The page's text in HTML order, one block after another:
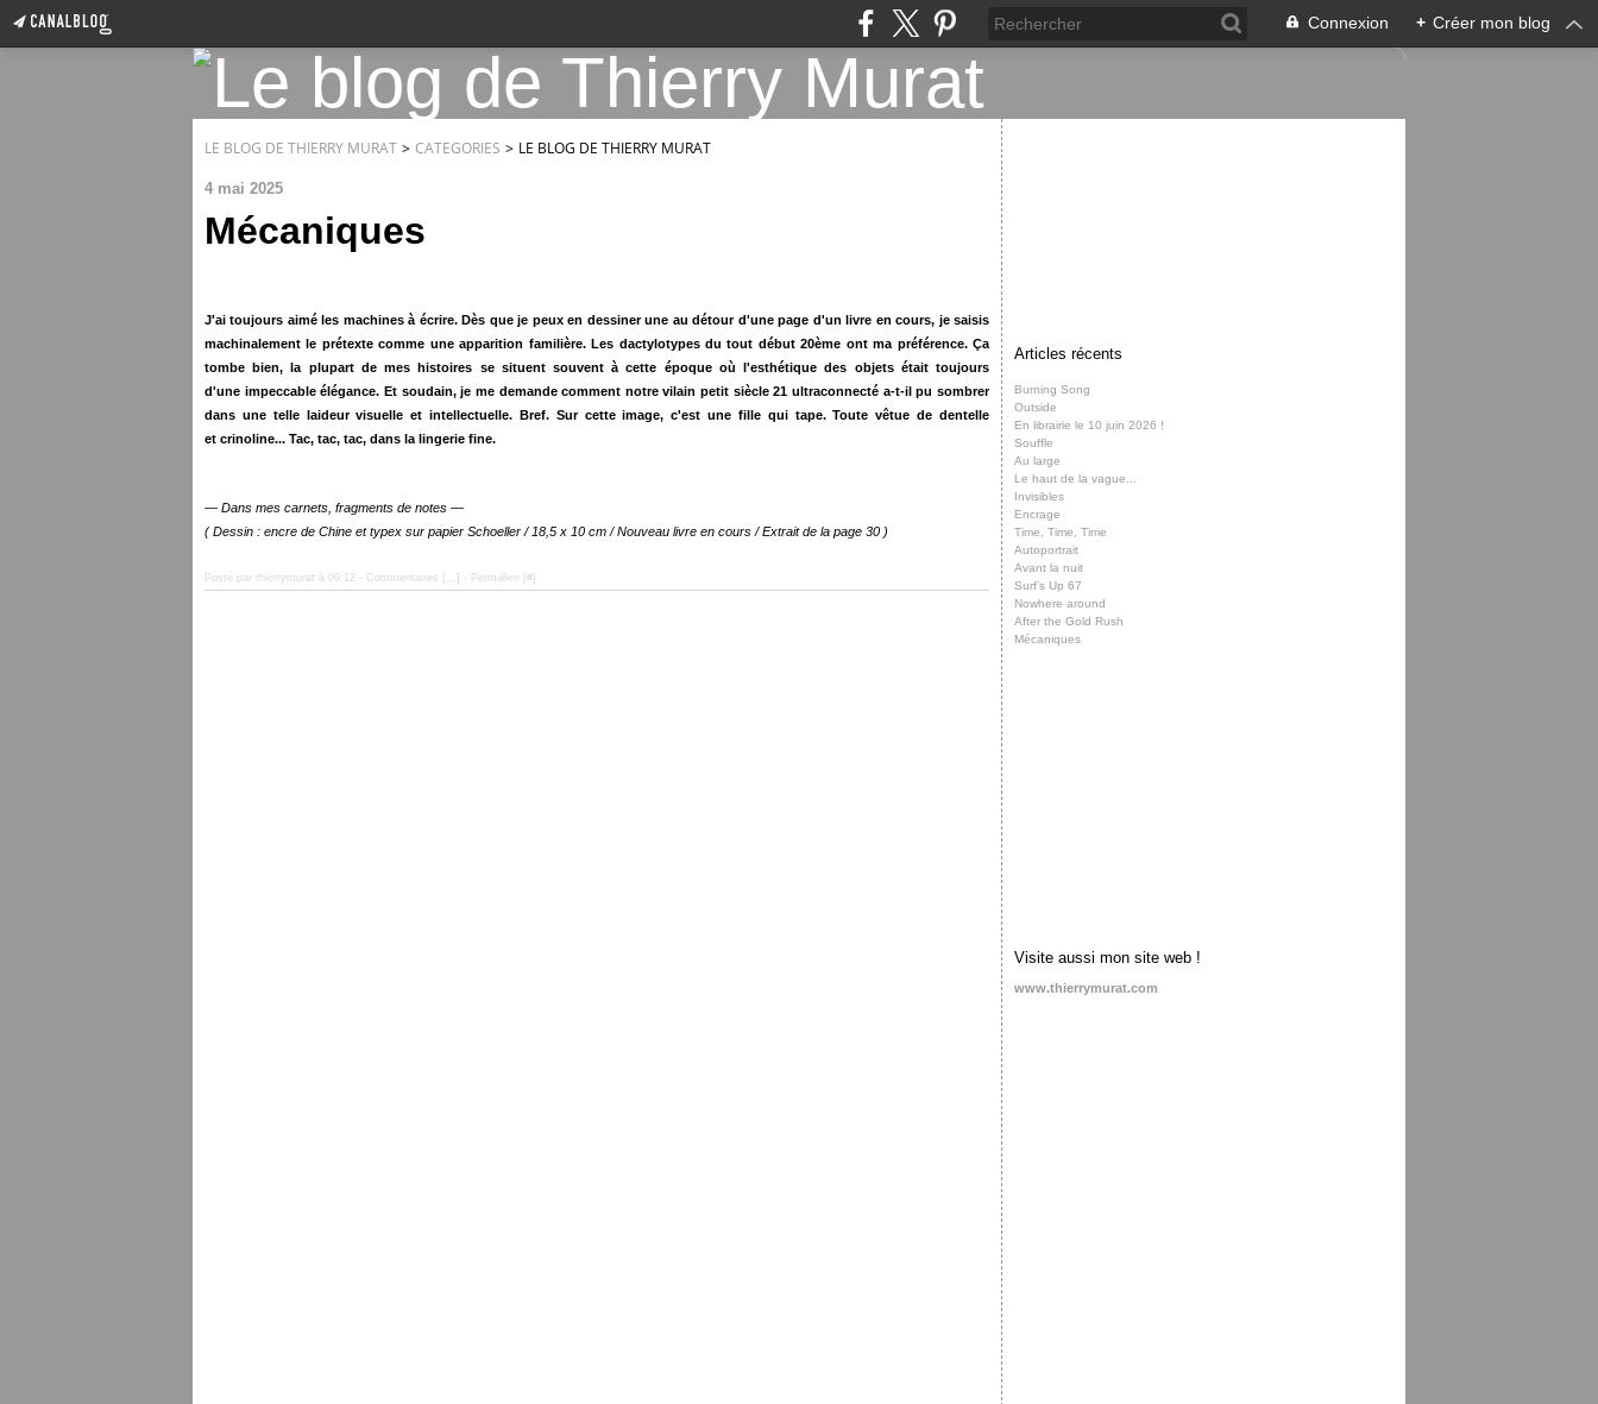
Connexion + Créer mon blog
LE BLOG DE THIERRY MURAT > CATEGORIES > LE BLOG DE THIERRY MURAT
4 mai 2025
Mécaniques
J'ai toujours aimé les machines à écrire. Dès que je peux en dessiner une au détour d'une page d'un livre en cours, je saisis
machinalement le prétexte comme une apparition familière. Les dactylotypes du tout début 20ème ont ma préférence. Ça
tombe bien, la plupart de mes histoires se situent souvent à cette époque où l'esthétique des objets était toujours
d'une impeccable élégance. Et soudain, je me demande comment notre vilain petit siècle 21 ultraconnecté a-t-il pu sombrer
dans une telle laideur visuelle et intellectuelle. Bref. Sur cette image, c'est une fille qui tape. Toute vêtue de dentelle
et crinoline... Tac, tac, tac, dans la lingerie fine.
— Dans mes carnets, fragments de notes —
( Dessin : encre de Chine et typex sur papier Schoeller / 18,5 x 10 cm / Nouveau livre en cours / Extrait de la page 30 )
Posté par thierrymurat à 09:12 - Commentaires [ … - Permalien [ #
Articles récents
Burning Song
Outside
En librairie le 10 juin 2026 !
Souffle
Au large
Le haut de la vague...
Invisibles
Encrage
Time, Time, Time
Autoportrait
Avant la nuit
Surf’s Up 67
Nowhere around
After the Gold Rush
Mécaniques
Visite aussi mon site web !
www.thierrymurat.com